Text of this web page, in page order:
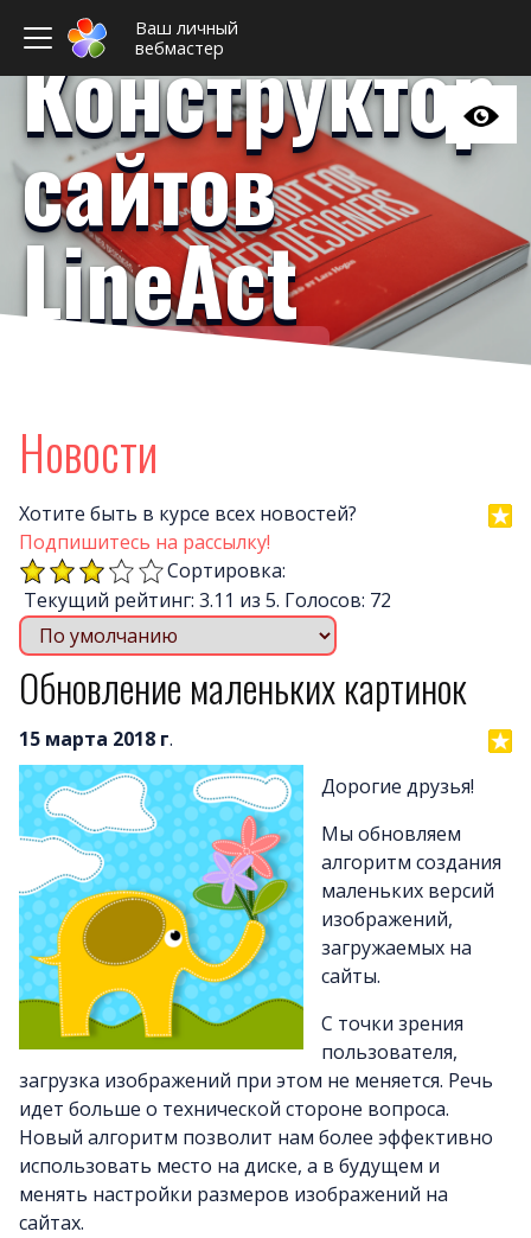
Ваш личный
вебмастер
Почему LineAct
Вопросы и
Word-
Конструктор
сайтов
LineAct
Ваш личный вебмастер
Новости
Хотите быть в курсе всех новостей?
Подпишитесь на рассылку!
Текущий рейтинг: 3.11 из 5. Голосов: 72
Сортировка:
Обновление маленьких картинок
15 марта 2018 г.
Дорогие друзья!
Мы обновляем
алгоритм создания
маленьких версий
изображений,
загружаемых на
сайты.
С точки зрения
пользователя,
загрузка изображений при этом не меняется. Речь
идет больше о технической стороне вопроса.
Новый алгоритм позволит нам более эффективно
использовать место на диске, а в будущем и
менять настройки размеров изображений на
сайтах.